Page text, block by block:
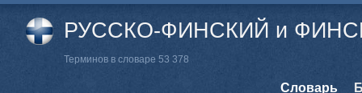
РУССКО-ФИНСКИЙ и
Терминов в словаре 53 378
Cловарь